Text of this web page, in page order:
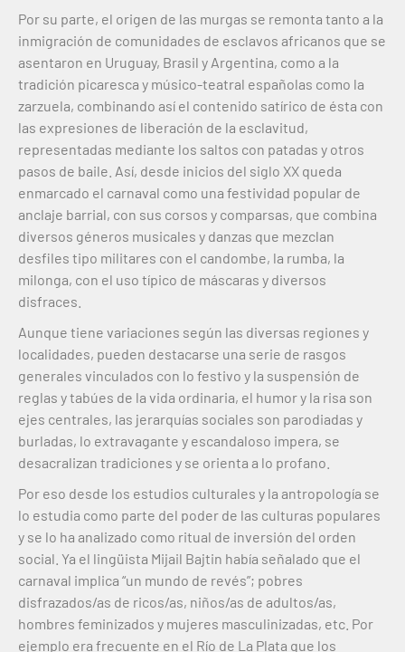
Por su parte, el origen de las murgas se remonta tanto a la
inmigración de comunidades de esclavos africanos que se
asentaron en Uruguay, Brasil y Argentina, como a la
tradición picaresca y músico-teatral españolas como la
zarzuela, combinando así el contenido satírico de ésta con
las expresiones de liberación de la esclavitud,
representadas mediante los saltos con patadas y otros
pasos de baile. Así, desde inicios del siglo XX queda
enmarcado el carnaval como una festividad popular de
anclaje barrial, con sus corsos y comparsas, que combina
diversos géneros musicales y danzas que mezclan
desfiles tipo militares con el candombe, la rumba, la
milonga, con el uso típico de máscaras y diversos
disfraces.
Aunque tiene variaciones según las diversas regiones y
localidades, pueden destacarse una serie de rasgos
generales vinculados con lo festivo y la suspensión de
reglas y tabúes de la vida ordinaria, el humor y la risa son
ejes centrales, las jerarquías sociales son parodiadas y
burladas, lo extravagante y escandaloso impera, se
desacralizan tradiciones y se orienta a lo profano.
Por eso desde los estudios culturales y la antropología se
lo estudia como parte del poder de las culturas populares
y se lo ha analizado como ritual de inversión del orden
social. Ya el lingüista Mijail Bajtin había señalado que el
carnaval implica “un mundo de revés”; pobres
disfrazados/as de ricos/as, niños/as de adultos/as,
hombres feminizados y mujeres masculinizadas, etc. Por
ejemplo era frecuente en el Río de La Plata que los